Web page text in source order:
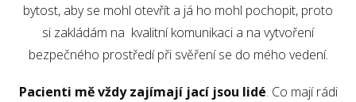
bytost, aby se mohl otevřít a já ho mohl pochopit, proto
si zakládám na kvalitní komunikaci a na vytvoření
bezpečného prostředí při svěření se do mého vedení.
Pacienti mě vždy zajímají jací jsou lidé. Co mají rádi